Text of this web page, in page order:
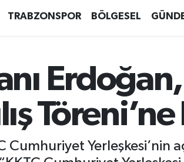
TRABZONSPOR BÖLGESEL
Töreni’ne
Yerleşkesi’nin